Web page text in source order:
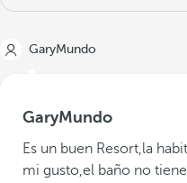
GaryMundo
GaryMundo
Es un buen Resort,la
mi gusto,el baño no